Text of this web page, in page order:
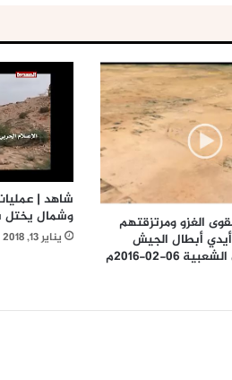
الغزو ومرتزقتهم
أبطال الجيش
06-02-2016م
شاهد |
وشمال يختل
يناير 13, 2018